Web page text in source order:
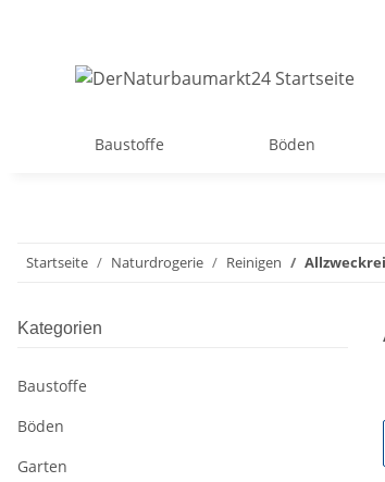
Baustoffe Böden
Startseite Naturdrogerie Reinigen
Kategorien
Baustoffe
Böden
Garten